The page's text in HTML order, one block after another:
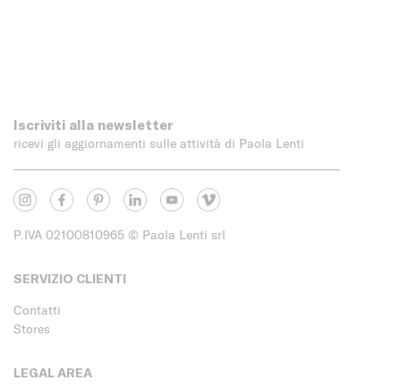
Iscriviti alla newsletter
ricevi gli aggiornamenti sulle attività di Paola Lenti
P.IVA 02100810965 © Paola Lenti srl
SERVIZIO CLIENTI
Contatti
Stores
LEGAL AREA